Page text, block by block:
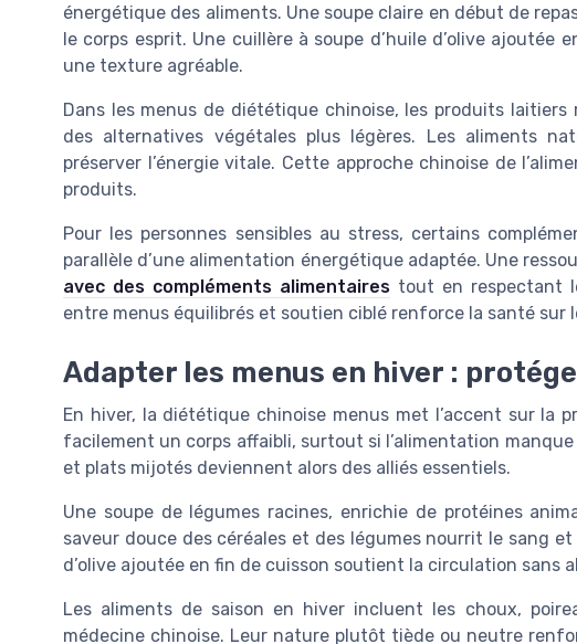
énergétique des aliments. Une soupe claire en début de
le corps esprit. Une cuillère à soupe d’huile d’olive ajoutée
une texture agréable.
Dans les menus de diététique chinoise, les produits
des alternatives végétales plus légères. Les aliments
préserver l’énergie vitale. Cette approche chinoise de
produits.
Pour les personnes sensibles au stress, certains
parallèle d’une alimentation énergétique adaptée. Une
avec des compléments alimentaires tout en respectant
entre menus équilibrés et soutien ciblé renforce la santé sur
Adapter les menus en hiver :
En hiver, la diététique chinoise menus met l’accent sur la
facilement un corps affaibli, surtout si l’alimentation
et plats mijotés deviennent alors des alliés essentiels.
Une soupe de légumes racines, enrichie de protéines
saveur douce des céréales et des légumes nourrit le sang
d’olive ajoutée en fin de cuisson soutient la circulation sans
Les aliments de saison en hiver incluent les choux,
médecine chinoise. Leur nature plutôt tiède ou neutre